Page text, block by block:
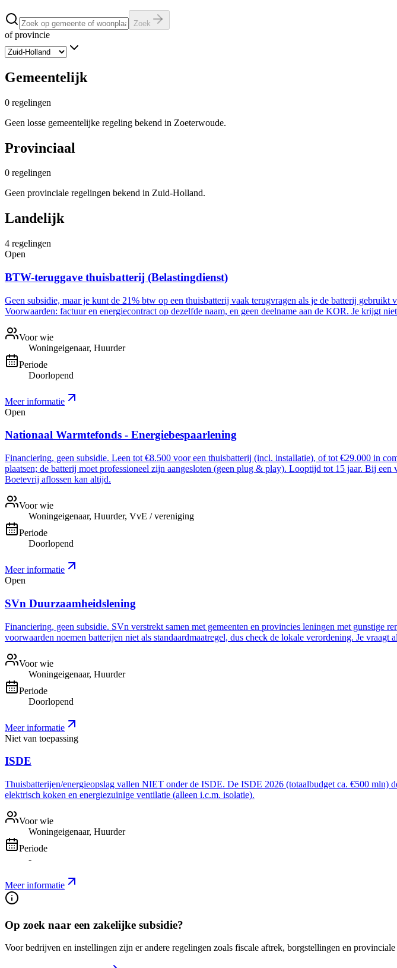
Zoek
of provincie
Gemeentelijk
0 regelingen
Geen losse gemeentelijke regeling bekend in Zoeterwoude.
Provinciaal
0 regelingen
Geen provinciale regelingen bekend in Zuid-Holland.
Landelijk
4 regelingen
Open
BTW-teruggave thuisbatterij (Belastingdienst)
Geen subsidie, maar je kunt de 21% btw op een thuisbatterij vaak terugvragen als je de batterij
Voorwaarden: factuur en energiecontract op dezelfde naam, en geen deelname aan de KOR. Je krijgt
Voor wie
Woningeigenaar, Huurder
Periode
Doorlopend
Meer informatie
Open
Nationaal Warmtefonds - Energiebespaarlening
Financiering, geen subsidie. Leen tot €8.500 voor een thuisbatterij (incl. installatie), of tot €29.000 in
plaatsen; de batterij moet professioneel zijn aangesloten (geen plug & play). Looptijd tot 15 jaar. Bij
Boetevrij aflossen kan altijd.
Voor wie
Woningeigenaar, Huurder, VvE / vereniging
Periode
Doorlopend
Meer informatie
Open
SVn Duurzaamheidslening
Financiering, geen subsidie. SVn verstrekt samen met gemeenten en provincies leningen met
voorwaarden noemen batterijen niet als standaardmaatregel, dus check de lokale verordening. Je vraagt
Voor wie
Woningeigenaar, Huurder
Periode
Doorlopend
Meer informatie
Niet van toepassing
ISDE
Thuisbatterijen/energieopslag vallen NIET onder de ISDE. De ISDE 2026 (totaalbudget ca. €500
elektrisch koken en energiezuinige ventilatie (alleen i.c.m. isolatie).
Voor wie
Woningeigenaar, Huurder
Periode
-
Meer informatie
Op zoek naar een zakelijke subsidie?
Voor bedrijven en instellingen zijn er andere regelingen zoals fiscale aftrek, borgstellingen en